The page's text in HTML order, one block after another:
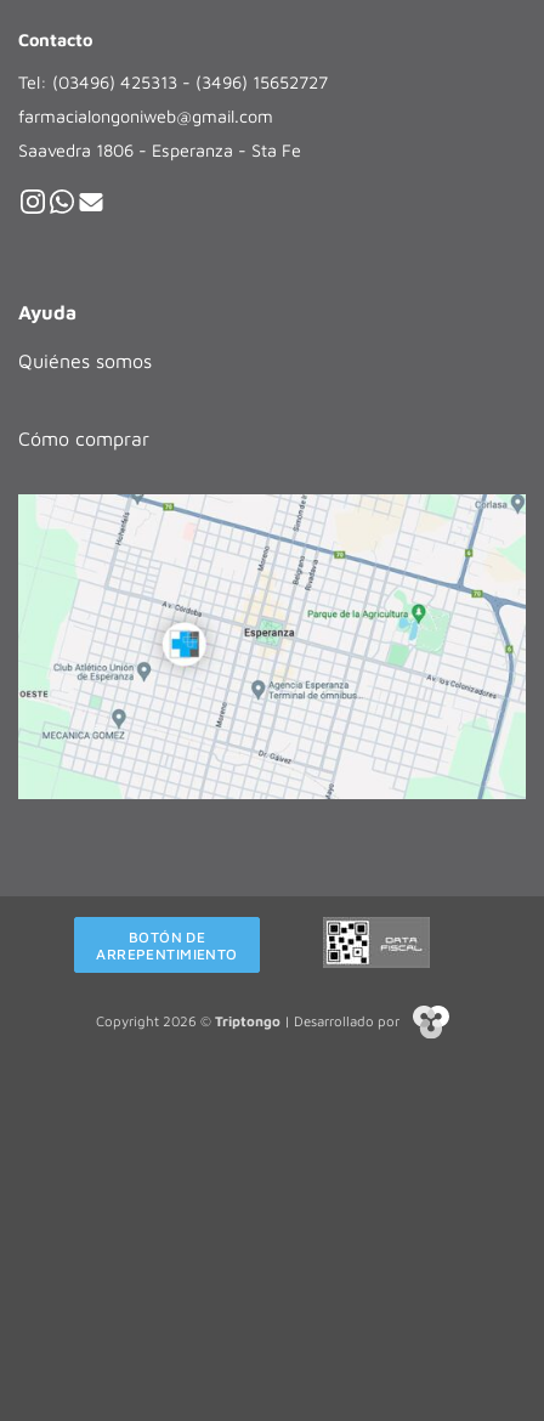
Contacto
Tel: (03496) 425313 - (3496) 15652727
farmacialongoniweb@gmail.com
Saavedra 1806 - Esperanza - Sta Fe
Ayuda
Quiénes somos
Cómo comprar
BOTÓN DE
ARREPENTIMIENTO
Copyright 2026 © Triptongo| Desarrollado por